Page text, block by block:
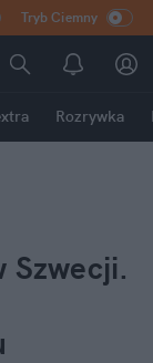
Tryb Ciemny
Rozrywka
Szwecji.